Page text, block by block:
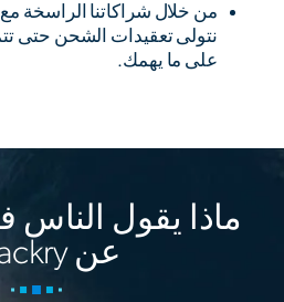
من خلال شراكاتنا الراسخة
نتولى تعقيدات الشحن حتى
على ما يهمك.
ماذا يقول الناس
عن Stackry؟